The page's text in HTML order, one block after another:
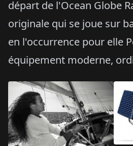
départ de l'Ocean Globe
originale qui se joue sur
en l'occurrence pour elle
équipement moderne,